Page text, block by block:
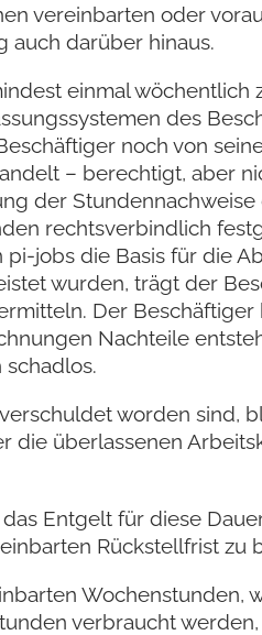
vereinbarten oder
auch darüber hinaus.
einmal wöchentlich
des
noch von
– berechtigt, aber
der
rechtsverbindlich
jobs die Basis für die
wurden, trägt der
Der
Nachteile
worden sind,
die überlassenen
Entgelt für diese
Rückstellfrist zu
Wochenstunden,
verbraucht